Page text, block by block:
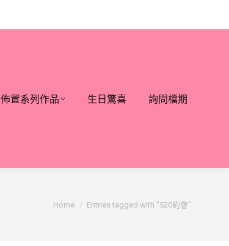
佈置系列作品 生日驚喜 詢問檔期
You are here:
Home Entries tagged with "520約會"